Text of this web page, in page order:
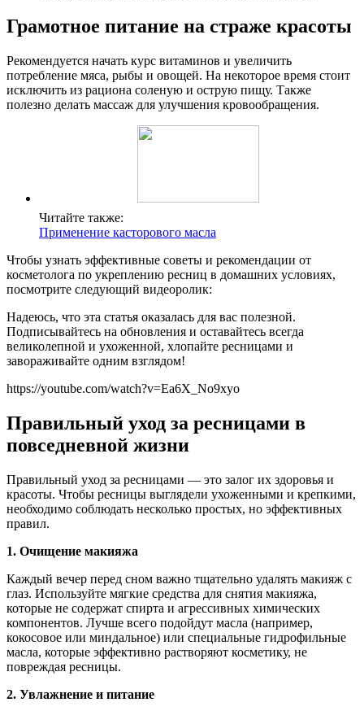
Грамотное питание на страже красоты
Рекомендуется начать курс витаминов и увеличить
потребление мяса, рыбы и овощей. На некоторое время стоит
исключить из рациона соленую и острую пищу. Также
полезно делать массаж для улучшения кровообращения.
Читайте также:
Применение касторового масла
Чтобы узнать эффективные советы и рекомендации от
косметолога по укреплению ресниц в домашних условиях,
посмотрите следующий видеоролик:
Надеюсь, что эта статья оказалась для вас полезной.
Подписывайтесь на обновления и оставайтесь всегда
великолепной и ухоженной, хлопайте ресницами и
завораживайте одним взглядом!
https://youtube.com/watch?v=Ea6X_No9xyo
Правильный уход за ресницами в
повседневной жизни
Правильный уход за ресницами — это залог их здоровья и
красоты. Чтобы ресницы выглядели ухоженными и крепкими,
необходимо соблюдать несколько простых, но эффективных
правил.
1. Очищение макияжа
Каждый вечер перед сном важно тщательно удалять макияж с
глаз. Используйте мягкие средства для снятия макияжа,
которые не содержат спирта и агрессивных химических
компонентов. Лучше всего подойдут масла (например,
кокосовое или миндальное) или специальные гидрофильные
масла, которые эффективно растворяют косметику, не
повреждая ресницы.
2. Увлажнение и питание